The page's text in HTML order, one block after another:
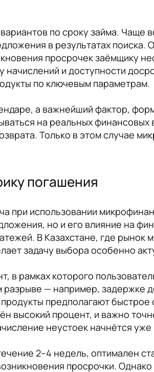
по сроку займа. Чаще
в результатах поиска.
просрочек заёмщику
и доступности
по ключевым параметрам.
а важнейший фактор,
на реальных
Только в этом случае
погашения
при использовании
но и его влияние на
В Казахстане, где рынок
задачу выбора особенно
рамках которого
— например, задержке
предполагают
высокий процент, и важно
неустоек начнётся
2–4 недель, оптимален
просрочки.